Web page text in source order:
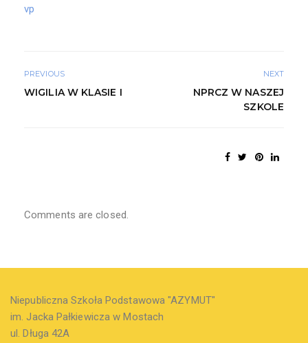
vp
PREVIOUS
WIGILIA W KLASIE I
NEXT
NPRCZ W NASZEJ
SZKOLE
Comments are closed.
Niepubliczna Szkoła Podstawowa "AZYMUT"
im. Jacka Pałkiewicza w Mostach
ul. Długa 42A